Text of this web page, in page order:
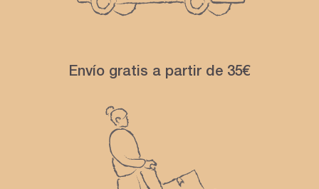
Envío gratis a partir de 35€